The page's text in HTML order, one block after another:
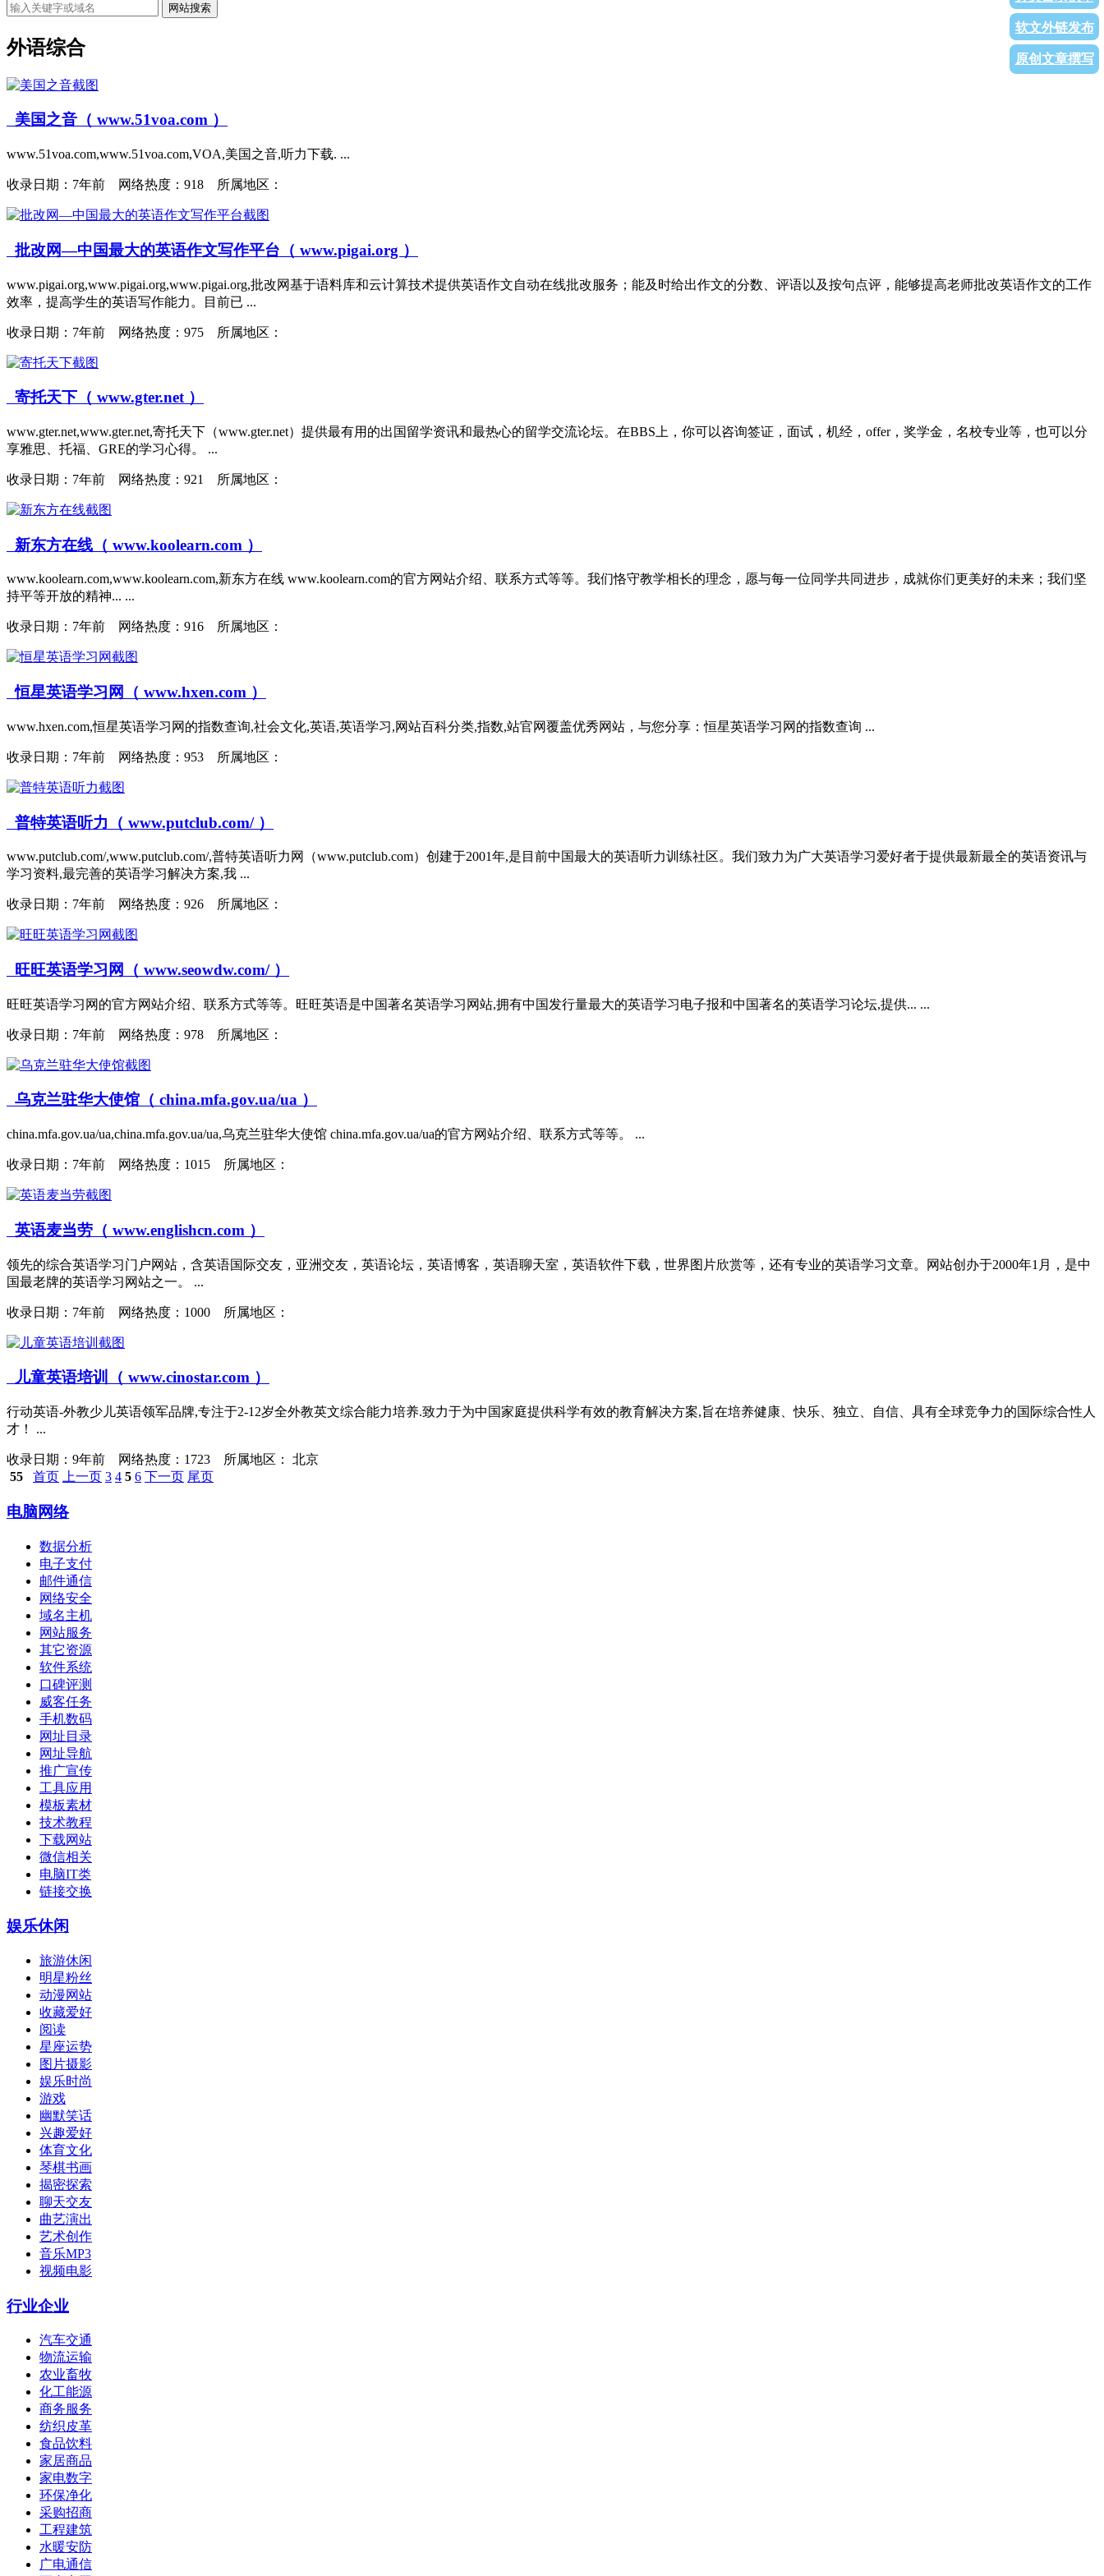
软文外链发布
原创文章撰写
网站搜索
外语综合
美国之音（ www.51voa.com ）
www.51voa.com,www.51voa.com,VOA,美国之音,听力下载. ...
收录日期： 7年前 网络热度：918 所属地区：
批改网—中国最大的英语作文写作平台（ www.pigai.org ）
www.pigai.org,www.pigai.org,www.pigai.org,批改网基于语料库和云计算技术提供英语作文自动在线批改服务；能及时给出作文的分数、评语以及按句点评，能够提高老师批改英语作文的工作
效率，提高学生的英语写作能力。目前已 ...
收录日期： 7年前 网络热度：975 所属地区：
寄托天下（ www.gter.net ）
www.gter.net,www.gter.net,寄托天下（www.gter.net）提供最有用的出国留学资讯和最热心的留学交流论坛。在BBS上，你可以咨询签证，面试，机经，offer，奖学金，名校专业等，也可以分
享雅思、托福、GRE的学习心得。 ...
收录日期： 7年前 网络热度：921 所属地区：
新东方在线（ www.koolearn.com ）
www.koolearn.com,www.koolearn.com,新东方在线 www.koolearn.com的官方网站介绍、联系方式等等。我们恪守教学相长的理念，愿与每一位同学共同进步，成就你们更美好的未来；我们坚
持平等开放的精神... ...
收录日期： 7年前 网络热度：916 所属地区：
恒星英语学习网（ www.hxen.com ）
www.hxen.com,恒星英语学习网的指数查询,社会文化,英语,英语学习,网站百科分类,指数,站官网覆盖优秀网站，与您分享：恒星英语学习网的指数查询 ...
收录日期： 7年前 网络热度：953 所属地区：
普特英语听力（ www.putclub.com/ ）
www.putclub.com/,www.putclub.com/,普特英语听力网（www.putclub.com）创建于2001年,是目前中国最大的英语听力训练社区。我们致力为广大英语学习爱好者于提供最新最全的英语资讯与
学习资料,最完善的英语学习解决方案,我 ...
收录日期： 7年前 网络热度：926 所属地区：
旺旺英语学习网（ www.seowdw.com/ ）
旺旺英语学习网的官方网站介绍、联系方式等等。旺旺英语是中国著名英语学习网站,拥有中国发行量最大的英语学习电子报和中国著名的英语学习论坛,提供... ...
收录日期： 7年前 网络热度：978 所属地区：
乌克兰驻华大使馆（ china.mfa.gov.ua/ua ）
china.mfa.gov.ua/ua,china.mfa.gov.ua/ua,乌克兰驻华大使馆 china.mfa.gov.ua/ua的官方网站介绍、联系方式等等。 ...
收录日期： 7年前 网络热度：1015 所属地区：
英语麦当劳（ www.englishcn.com ）
领先的综合英语学习门户网站，含英语国际交友，亚洲交友，英语论坛，英语博客，英语聊天室，英语软件下载，世界图片欣赏等，还有专业的英语学习文章。网站创办于2000年1月，是中
国最老牌的英语学习网站之一。 ...
收录日期： 7年前 网络热度：1000 所属地区：
儿童英语培训（ www.cinostar.com ）
行动英语-外教少儿英语领军品牌,专注于2-12岁全外教英文综合能力培养.致力于为中国家庭提供科学有效的教育解决方案,旨在培养健康、快乐、独立、自信、具有全球竞争力的国际综合性人
才！ ...
收录日期： 9年前 网络热度：1723 所属地区： 北京
55
首页 上一页 3 4 5 6 下一页 尾页
电脑网络
数据分析
电子支付
邮件通信
网络安全
域名主机
网站服务
其它资源
软件系统
口碑评测
威客任务
手机数码
网址目录
网址导航
推广宣传
工具应用
模板素材
技术教程
下载网站
微信相关
电脑IT类
链接交换
娱乐休闲
旅游休闲
明星粉丝
动漫网站
收藏爱好
阅读
星座运势
图片摄影
娱乐时尚
游戏
幽默笑话
兴趣爱好
体育文化
琴棋书画
揭密探索
聊天交友
曲艺演出
艺术创作
音乐MP3
视频电影
行业企业
汽车交通
物流运输
农业畜牧
化工能源
商务服务
纺织皮革
食品饮料
家居商品
家电数字
环保净化
采购招商
工程建筑
水暖安防
广电通信